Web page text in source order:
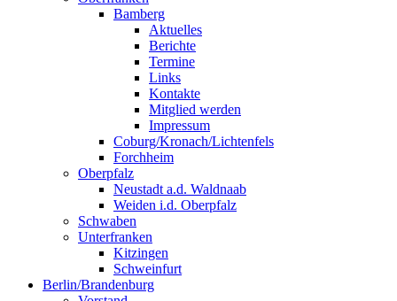
Bamberg
Aktuelles
Berichte
Termine
Links
Kontakte
Mitglied werden
Impressum
Coburg/Kronach/Lichtenfels
Forchheim
Oberpfalz
Neustadt a.d. Waldnaab
Weiden i.d. Oberpfalz
Schwaben
Unterfranken
Kitzingen
Schweinfurt
Berlin/Brandenburg